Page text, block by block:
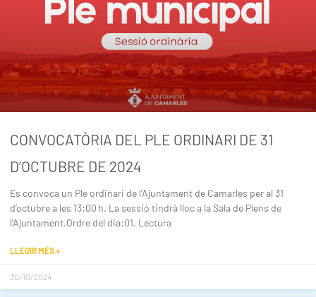
CONVOCATÒRIA DEL PLE ORDINARI DE 31
D’OCTUBRE DE 2024
Es convoca un Ple ordinari de l’Ajuntament de Camarles per al 31
d’octubre a les 13:00 h. La sessió tindrà lloc a la Sala de Plens de
l’Ajuntament.Ordre del dia:01. Lectura
LLEGIR MÉS »
30/10/2024